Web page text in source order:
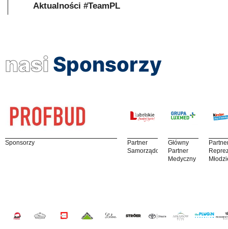
Aktualności #TeamPL
nasi Sponsorzy
Sponsorzy
Partner
Samorządowy
Główny
Partner
Medyczny